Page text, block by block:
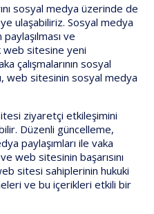
sosyal medya üzerinde de
ulaşabiliriz. Sosyal medya
ve
web sitesine yeni
çalışmalarının sosyal
web sitesinin sosyal medya
ziyaretçi etkileşimini
Düzenli güncelleme,
paylaşımları ile vaka
web sitesinin başarısını
sitesi sahiplerinin hukuki
ve bu içerikleri etkili bir